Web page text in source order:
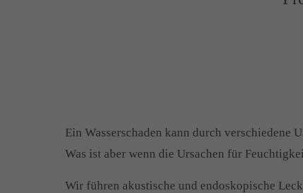
Ein Wasserschaden kann durch verschiedene
Was ist aber wenn die Ursachen für
Wir führen akustische und endoskopische